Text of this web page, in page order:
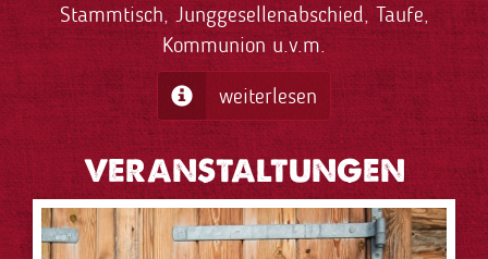
Stammtisch, Junggesellenabschied, Taufe,
Kommunion u.v.m.
weiterlesen
VERANSTALTUNGEN